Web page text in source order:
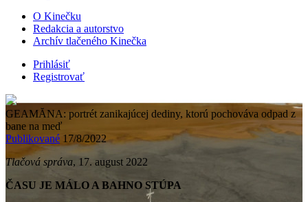
O Kinečku
Redakcia a autorstvo
Archív tlačeného Kinečka
Prihlásiť
Registrovať
GEAMĂNA: portrét zanikajúcej dediny, ktorú pochováva odpad z
bane na meď
Publikované 17/8/2022
Tlačová správa, 17. august 2022
ČASU JE MÁLO A BAHNO STÚPA